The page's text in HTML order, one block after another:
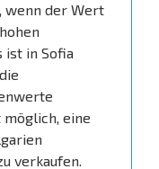
wenn der Wert
ist in Sofia
eine
verkaufen.